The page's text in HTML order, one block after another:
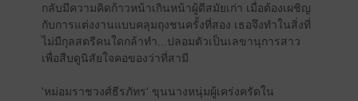
กลับมีความคิดก้าวหน้าเกินหน้าผู้ดีสมัยเก่า เมื่อต้องเผชิญ
กับการแต่งงานแบบคลุมถุงชนครั้งที่สอง เธอจึงทำในสิ่งที่
ไม่มีกุลสตรีคนใดกล้าทำ...ปลอมตัวเป็นเลขานุการสาว
เพื่อสืบดูนิสัยใจคอของว่าที่สามี
'หม่อมราชวงศ์ธีรภัทร' ขุนนางหนุ่มผู้เคร่งครัดใน